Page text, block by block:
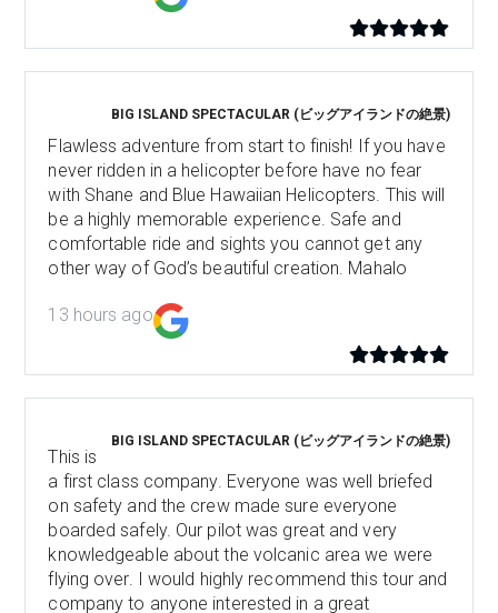
BIG ISLAND SPECTACULAR (ビッグアイランドの絶景)
Flawless adventure from start to finish! If you have
never ridden in a helicopter before have no fear
with Shane and Blue Hawaiian Helicopters. This will
be a highly memorable experience. Safe and
comfortable ride and sights you cannot get any
other way of God’s beautiful creation. Mahalo
13 hours ago
BIG ISLAND SPECTACULAR (ビッグアイランドの絶景)
This is
a first class company. Everyone was well briefed
on safety and the crew made sure everyone
boarded safely. Our pilot was great and very
knowledgeable about the volcanic area we were
flying over. I would highly recommend this tour and
company to anyone interested in a great